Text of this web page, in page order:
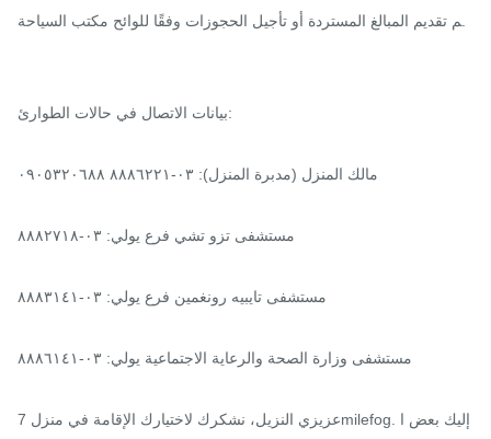
م تقديم المبالغ المستردة أو تأجيل الحجوزات وفقًا للوائح مكتب السياحة.
بيانات الاتصال في حالات الطوارئ:
مالك المنزل (مدبرة المنزل): ٠٣-٨٨٨٦٢٢١ ٠٩٠٥٣٢٠٦٨٨
مستشفى تزو تشي فرع يولي: ٠٣-٨٨٨٢٧١٨
مستشفى تايبيه رونغمين فرع يولي: ٠٣-٨٨٨٣١٤١
مستشفى وزارة الصحة والرعاية الاجتماعية يولي: ٠٣-٨٨٨٦١٤١
عزيزي النزيل، نشكرك لاختيارك الإقامة في منزل 7milefog. إليك بعض ا